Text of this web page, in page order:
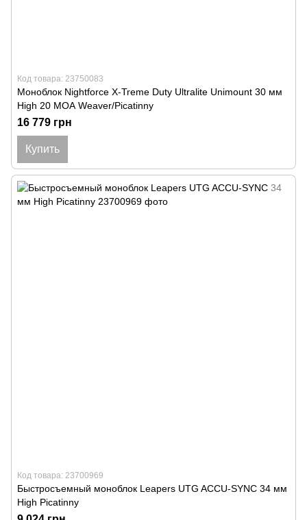
Код товара: 23750083
Моноблок Nightforce X-Treme Duty Ultralite Unimount 30 мм
High 20 МОА Weaver/Picatinny
16 779 грн
Купить
Код товара: 23700969
Быстросъемный моноблок Leapers UTG ACCU-SYNC 34 мм
High Picatinny